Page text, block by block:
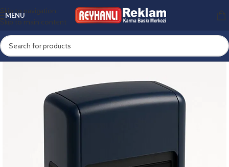
Skip to navigation
Skip to main content
MENU